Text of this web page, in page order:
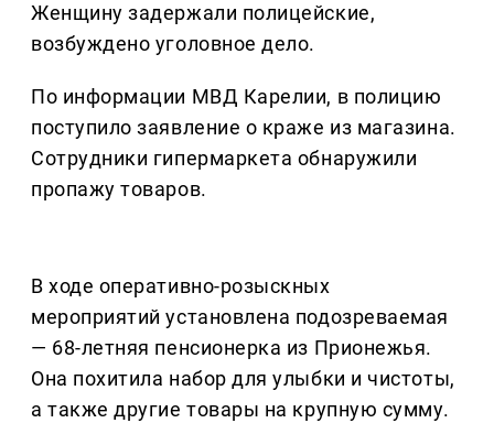
Женщину задержали полицейские,
возбуждено уголовное дело.
По информации МВД Карелии, в полицию
поступило заявление о краже из магазина.
Сотрудники гипермаркета обнаружили
пропажу товаров.
В ходе оперативно-розыскных
мероприятий установлена подозреваемая
— 68-летняя пенсионерка из Прионежья.
Она похитила набор для улыбки и чистоты,
а также другие товары на крупную сумму.